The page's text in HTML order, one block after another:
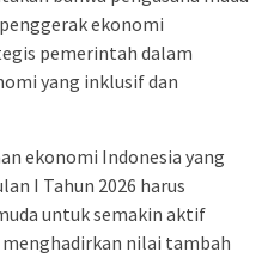
ekonomi
pemerintah dalam
yang inklusif dan
ekonomi Indonesia yang
I Tahun 2026 harus
untuk semakin aktif
nilai tambah